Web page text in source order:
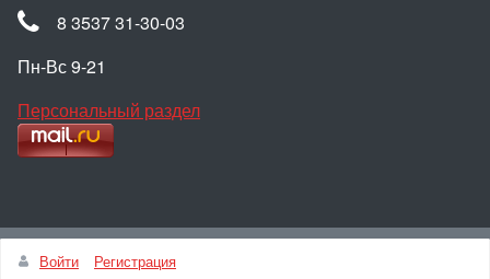
8 3537 31-30-03
Пн-Вс 9-21
Персональный раздел
Войти
Регистрация